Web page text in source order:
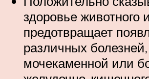
здоровье животного и
предотвращает
различных
мочекаменной или